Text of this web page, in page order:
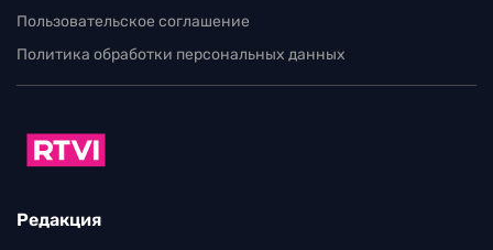
Пользовательское соглашение
Политика обработки персональных данных
Редакция